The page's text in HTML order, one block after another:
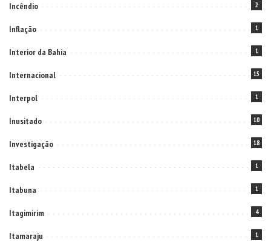
Incêndio 2
Inflação 1
Interior da Bahia 1
Internacional 15
Interpol 1
Inusitado 10
Investigação 18
Itabela 1
Itabuna 1
Itagimirim 4
Itamaraju 1